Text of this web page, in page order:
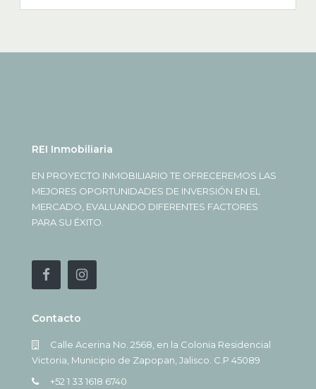
REI Inmobiliaria
EN PROYECTO INMOBILIARIO TE OFRECEREMOS LAS
MEJORES OPORTUNIDADES DE INVERSIÓN EN EL
MERCADO, EVALUANDO DIFERENTES FACTORES
PARA SU ÉXITO.
Contacto
Calle Acerina No. 2568, en la Colonia Residencial
Victoria, Municipio de Zapopan, Jalisco. C.P 45089
+52 1 33 1618 6740